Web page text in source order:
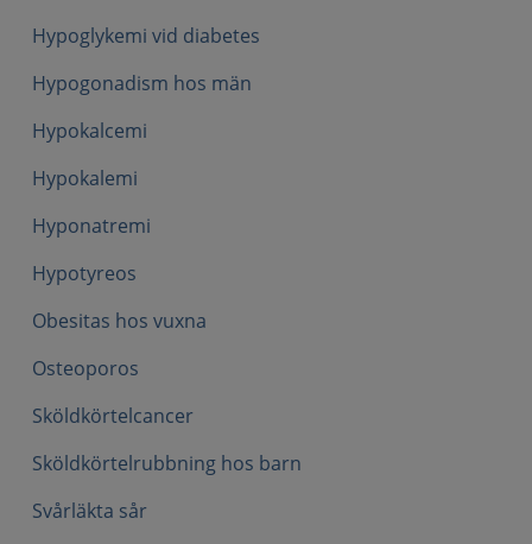
Hypoglykemi vid diabetes
Hypogonadism hos män
Hypokalcemi
Hypokalemi
Hyponatremi
Hypotyreos
Obesitas hos vuxna
Osteoporos
Sköldkörtelcancer
Sköldkörtelrubbning hos barn
Svårläkta sår